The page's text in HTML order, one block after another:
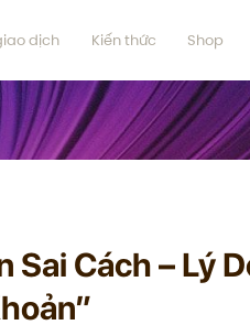
dịch Kiến thức Shop
Sai Cách – Lý